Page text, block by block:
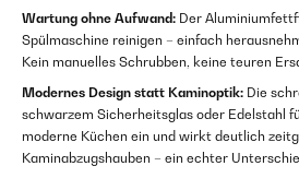
Wartung ohne Aufwand: Der
Spülmaschine reinigen – einfach
Kein manuelles Schrubben, keine teuren
Modernes Design statt Kaminoptik: Die
schwarzem Sicherheitsglas oder Edelstahl
moderne Küchen ein und wirkt deutlich
Kaminabzugshauben – ein echter